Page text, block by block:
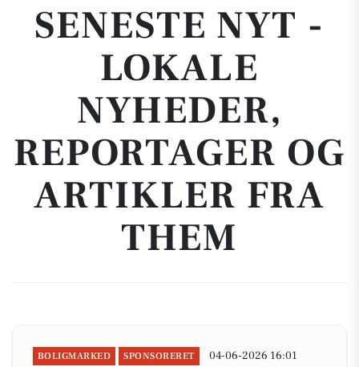
SENESTE NYT -
LOKALE
NYHEDER,
REPORTAGER OG
ARTIKLER FRA
THEM
BOLIGMARKED SPONSORERET 04-06-2026 16:01